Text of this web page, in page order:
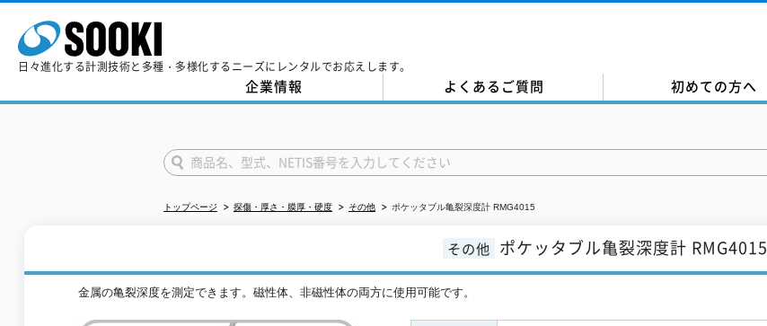
日々進化する計測技術と多種・多様化するニーズにレンタルでお応えします。
企業情報 よくあるご質問 初めての方へ
トップページ 探傷・厚さ・膜厚・硬度 その他 ポケッタブル亀裂深度計 RMG4015
その他 ポケッタブル亀裂深度計 RMG4015
金属の亀裂深度を測定できます。磁性体、非磁性体の両方に使用可能です。